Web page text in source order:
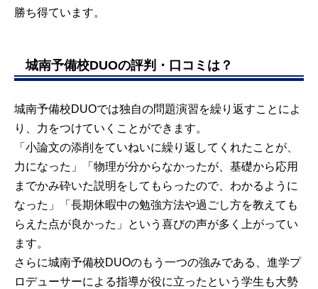
勝ち得ています。
城南予備校DUOの評判・口コミは？
城南予備校DUOでは独自の問題演習を繰り返すことによ
り、力をつけていくことができます。
「小論文の添削をていねいに繰り返してくれたことが、
力になった」「物理が分からなかったが、基礎から応用
までかみ砕いた説明をしてもらったので、わかるように
なった」「長期休暇中の勉強方法や過ごし方を教えても
らえた点が良かった」という喜びの声が多く上がってい
ます。
さらに城南予備校DUOのもう一つの強みである、進学プ
ロデューサーによる指導が役に立ったという学生も大勢